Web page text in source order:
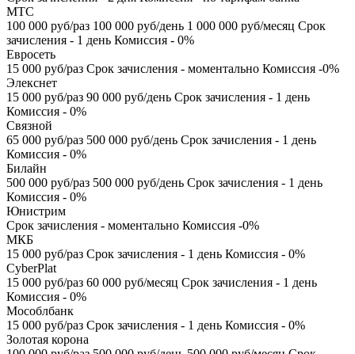
МТС
100 000 руб/раз 100 000 руб/день 1 000 000 руб/месяц Срок
зачисления - 1 день Комиссия - 0%
Евросеть
15 000 руб/раз Срок зачисления - моментально Комиссия -0%
Элекснет
15 000 руб/раз 90 000 руб/день Срок зачисления - 1 день
Комиссия - 0%
Связной
65 000 руб/раз 500 000 руб/день Срок зачисления - 1 день
Комиссия - 0%
Билайн
500 000 руб/раз 500 000 руб/день Срок зачисления - 1 день
Комиссия - 0%
Юнистрим
Срок зачисления - моментально Комиссия -0%
МКБ
15 000 руб/раз Срок зачисления - 1 день Комиссия - 0%
CyberPlat
15 000 руб/раз 60 000 руб/месяц Срок зачисления - 1 день
Комиссия - 0%
Мособлбанк
15 000 руб/раз Срок зачисления - 1 день Комиссия - 0%
Золотая корона